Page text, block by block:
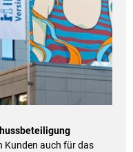
Kunden auch für das